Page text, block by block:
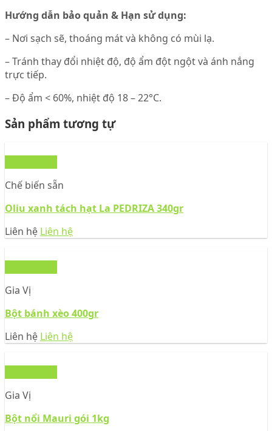
Hướng dẫn bảo quản & Hạn sử dụng:
– Nơi sạch sẽ, thoáng mát và không có mùi lạ.
– Tránh thay đổi nhiệt độ, độ ẩm đột ngột và ánh nắng
trực tiếp.
– Độ ẩm < 60%, nhiệt độ 18 – 22°C.
Sản phẩm tương tự
Chế biến sẵn
Oliu xanh tách hạt La PEDRIZA 340gr
Liên hệ Liên hệ
Gia Vị
Bột bánh xèo 400gr
Liên hệ Liên hệ
Gia Vị
Bột nổi Mauri gói 1kg